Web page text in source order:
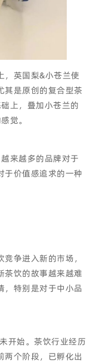
，英国梨&小苍兰使
其是原创的复合型茶
上，叠加小苍兰的
觉。
来越多的品牌对于
于价值感追求的一种
争进入新的市场，
茶饮的故事越来越难
，特别是对于中小品
开始。茶饮行业经历
两个阶段，已孵化出